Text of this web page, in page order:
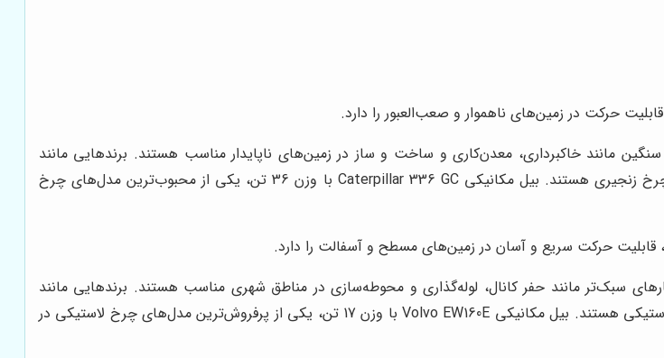
حرکت در زمین‌های ناهموار و صعب‌العبور را دارد.
مانند خاکبرداری، معدن‌کاری و ساخت و ساز در زمین‌های ناپایدار مناسب هستند. برندهایی مانند
Caterpillar، Komatsu و Hitachi از جمله تولیدکنندگان معتبر بیل‌های مکانیکی چرخ زنجیری هستند. بیل مکانیکی Caterpillar 336 GC با وزن 36 تن، یکی از محبوب‌ترین مدل‌های چرخ
قابلیت حرکت سریع و آسان در زمین‌های مسطح و آسفالت را دارد.
سبک‌تر مانند حفر کانال، لوله‌گذاری و محوطه‌سازی در مناطق شهری مناسب هستند. برندهایی مانند
Volvo، Liebherr و Hyundai از جمله تولیدکنندگان معتبر بیل‌های مکانیکی چرخ لاستیکی هستند. بیل مکانیکی Volvo EW160E با وزن 17 تن، یکی از پرفروش‌ترین مدل‌های چرخ لاستیکی در